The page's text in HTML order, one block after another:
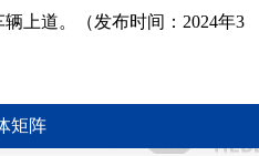
上道。（发布时间：2024年3
矩阵